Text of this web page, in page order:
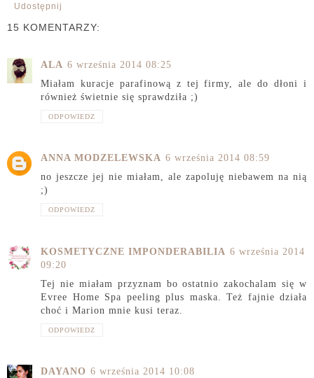
Udostępnij
15 KOMENTARZY:
ALA 6 września 2014 08:25
Miałam kuracje parafinową z tej firmy, ale do dłoni i
również świetnie się sprawdziła ;)
ODPOWIEDZ
ANNA MODZELEWSKA 6 września 2014 08:59
no jeszcze jej nie miałam, ale zapoluję niebawem na nią
;)
ODPOWIEDZ
KOSMETYCZNE IMPONDERABILIA 6 września 2014
09:20
Tej nie miałam przyznam bo ostatnio zakochalam się w
Evree Home Spa peeling plus maska. Też fajnie działa
choć i Marion mnie kusi teraz.
ODPOWIEDZ
DAYANO 6 września 2014 10:08